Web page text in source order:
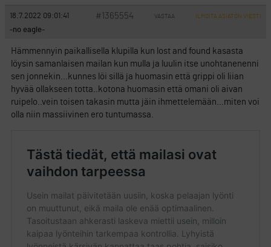
18.7.2022 09:01:41 #1365554 VASTAA ILMOITA ASIATON VIESTI
-no eagle-
Hämmennyin paikallisella klupilla kun lost and found kasasta
löysin samanlaisen mailan kun mulla ja luulin itse unohtanenenni
sen jonnekin…kunnes löi sillä ja huomasin että grippi oli liian
hyvää ollakseen totta..kotona huomasin että omani oli aivan
ruipelo..vein toisen takasin mutta jäin ihmettelemään…miten voi
olla niin massiivinen ero tuntumassa.